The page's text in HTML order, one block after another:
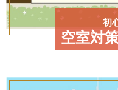
初
空室対